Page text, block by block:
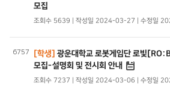
모집
조회수 5639 | 작성일 2024-03-27 | 수정일
6757 [학생] 광운대학교 로봇게임단 로빛
모집-설명회 및 전시회 안내
조회수 7237 | 작성일 2024-03-06 | 수정일